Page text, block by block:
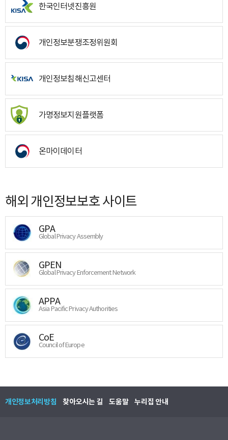
한국인터넷진흥원
개인정보분쟁조정위원회
개인정보침해신고센터
가명정보지원플랫폼
온마이데이터
해외 개인정보보호 사이트
GPA
Global Privacy Assembly
GPEN
Global Privacy Enforcement Network
APPA
Asia Pacific Privacy Authorities
CoE
Council of Europe
개인정보처리방침 찾아오시는 길 도움말 누리집 안내